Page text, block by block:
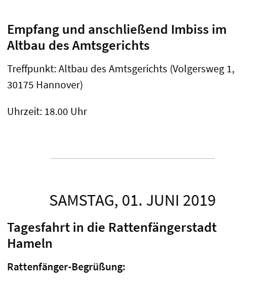
Empfang und anschließend Imbiss im
Altbau des Amtsgerichts
Treffpunkt: Altbau des Amtsgerichts (Volgersweg 1,
30175 Hannover)
Uhrzeit: 18.00 Uhr
SAMSTAG, 01. JUNI 2019
Tagesfahrt in die Rattenfängerstadt
Hameln
Rattenfänger-Begrüßung: